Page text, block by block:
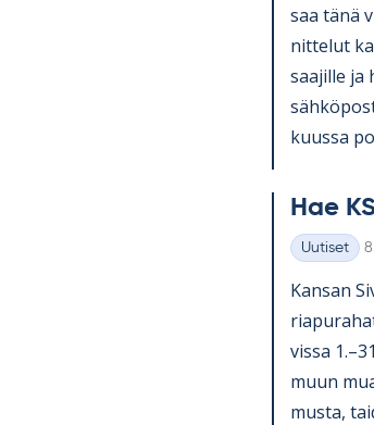
saa tänä
nit­te­lut
saa­jille ja
kuussa
Hae
Kategoriat
Uutiset
Kan­san
vissa
muun
musta,